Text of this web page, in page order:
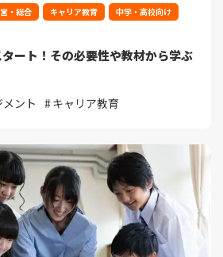
・総合 キャリア教育 中学・高校向け
ート！その必要性や教材から学ぶ
ント キャリア教育